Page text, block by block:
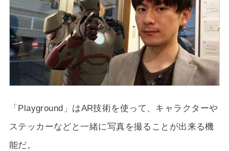
「Playground」はAR技術を使って、キャラクターや
ステッカーなどと一緒に写真を撮ることが出来る機
能だ。